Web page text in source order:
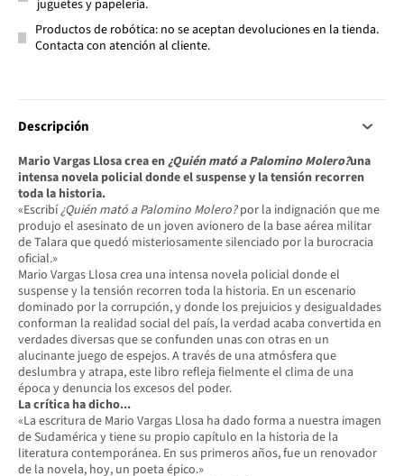
juguetes y papelería.
Productos de robótica: no se aceptan devoluciones en la tienda.
Contacta con atención al cliente.
Descripción
Mario Vargas Llosa crea en¿Quién mató a Palomino Molero?una
intensa novela policial donde el suspense y la tensión recorren
toda la historia.
«Escribí¿Quién mató a Palomino Molero?por la indignación que me
produjo el asesinato de un joven avionero de la base aérea militar
de Talara que quedó misteriosamente silenciado por la burocracia
oficial.»
Mario Vargas Llosa crea una intensa novela policial donde el
suspense y la tensión recorren toda la historia. En un escenario
dominado por la corrupción, y donde los prejuicios y desigualdades
conforman la realidad social del país, la verdad acaba convertida en
verdades diversas que se confunden unas con otras en un
alucinante juego de espejos. A través de una atmósfera que
deslumbra y atrapa, este libro refleja fielmente el clima de una
época y denuncia los excesos del poder.
La crítica ha dicho...
«La escritura de Mario Vargas Llosa ha dado forma a nuestra imagen
de Sudamérica y tiene su propio capítulo en la historia de la
literatura contemporánea. En sus primeros años, fue un renovador
de la novela, hoy, un poeta épico.»